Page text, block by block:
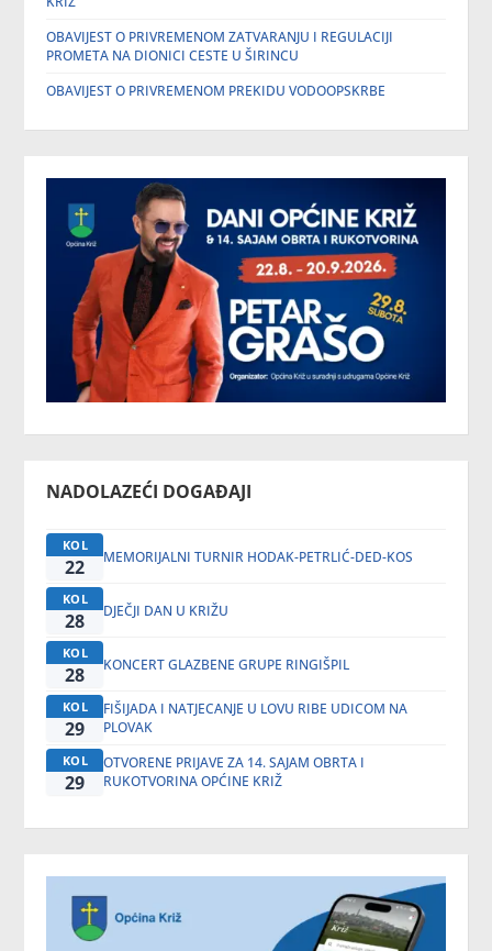
OBAVIJEST O PRIVREMENOM ZATVARANJU I REGULACIJI
PROMETA NA DIONICI CESTE U ŠIRINCU
OBAVIJEST O PRIVREMENOM PREKIDU VODOOPSKRBE
NADOLAZEĆI DOGAĐAJI
KOL
22 MEMORIJALNI TURNIR HODAK-PETRLIĆ-DED-KOS
KOL
28 DJEČJI DAN U KRIŽU
KOL
28 KONCERT GLAZBENE GRUPE RINGIŠPIL
KOL
29
FIŠIJADA I NATJECANJE U LOVU RIBE UDICOM NA
PLOVAK
KOL
29
OTVORENE PRIJAVE ZA 14. SAJAM OBRTA I
RUKOTVORINA OPĆINE KRIŽ